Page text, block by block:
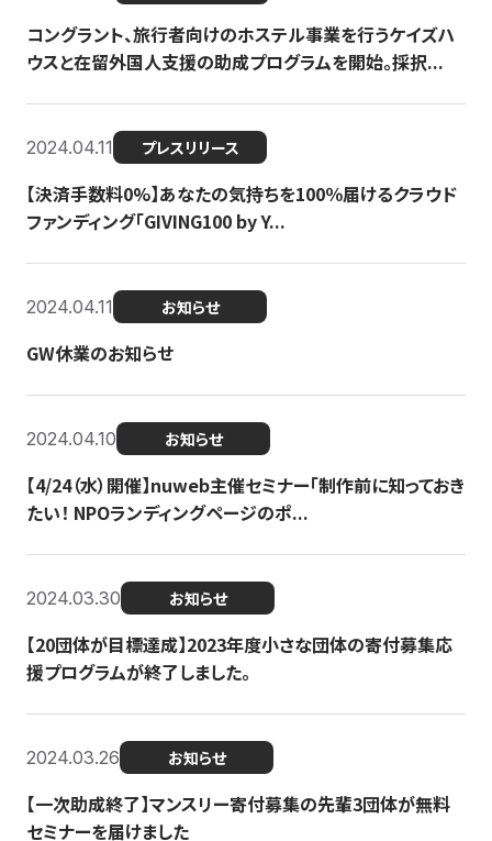
コングラント、旅行者向けのホステル事業を行うケイズハ
ウスと在留外国人支援の助成プログラムを開始。採択...
2024.04.11 プレスリリース
【決済手数料0%】あなたの気持ちを100％届けるクラウド
ファンディング「GIVING100 by Y...
2024.04.11 お知らせ
GW休業のお知らせ
2024.04.10 お知らせ
【4/24（水）開催】nuweb主催セミナー「制作前に知っておき
たい！ NPOランディングページのポ...
2024.03.30 お知らせ
【20団体が目標達成】2023年度小さな団体の寄付募集応
援プログラムが終了しました。
2024.03.26 お知らせ
【一次助成終了】マンスリー寄付募集の先輩3団体が無料
セミナーを届けました